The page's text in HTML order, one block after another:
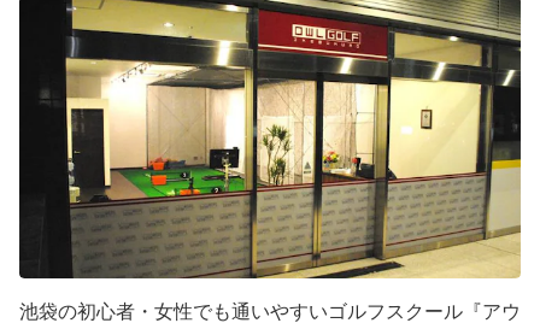
池袋の初心者・女性でも通いやすいゴルフスクール『アウ